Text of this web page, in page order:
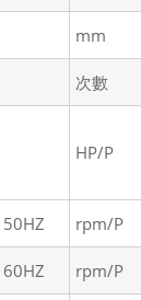
mm
次數
HP/P
50HZ rpm/P
60HZ rpm/P